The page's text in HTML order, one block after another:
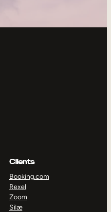
Clients
Booking.com
Rexel
Zoom
Silæ